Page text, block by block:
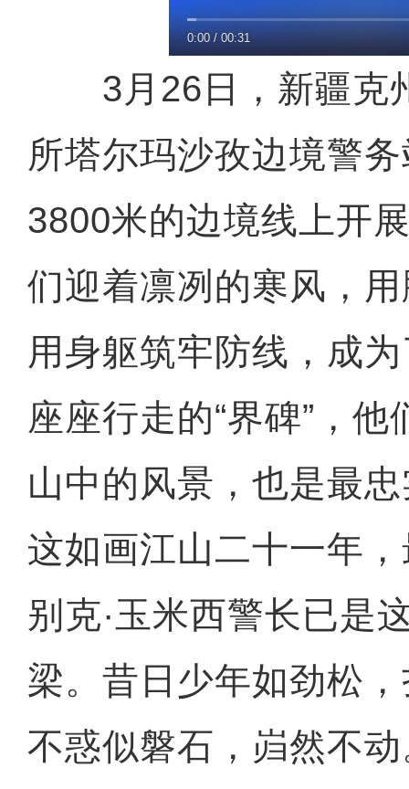
0:00 /00:31
3月26日，新疆克
所塔尔玛沙孜边境警
3800米的边境线上开
们迎着凛冽的寒风，
用身躯筑牢防线，成
座座行走的“界碑”，
山中的风景，也是最
这如画江山二十一年
别克·玉米西警长已是
梁。昔日少年如劲松
不惑似磐石，岿然不